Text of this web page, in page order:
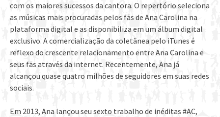
com os maiores sucessos da cantora. O repertório seleciona
as músicas mais procuradas pelos fãs de Ana Carolina na
plataforma digital e as disponibiliza em um álbum digital
exclusivo. A comercialização da coletânea pelo iTunes é
reflexo do crescente relacionamento entre Ana Carolina e
seus fãs através da internet. Recentemente, Ana já
alcançou quase quatro milhões de seguidores em suas redes
sociais.
Em 2013, Ana lançou seu sexto trabalho de inéditas #AC,